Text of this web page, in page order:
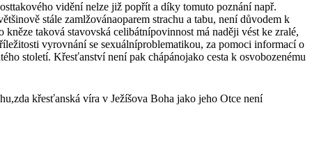
vidění nelze již popřít a díky tomuto poznání např.
stále zamlžovánaoparem strachu a tabu, není důvodem k
taková stavovská celibátnípovinnost má naději vést ke zralé,
vyrovnání se sexuálníproblematikou, za pomoci informací o
století. Křesťanství není pak chápánojako cesta k osvobozenému
křesťanská víra v Ježíšova Boha jako jeho Otce není